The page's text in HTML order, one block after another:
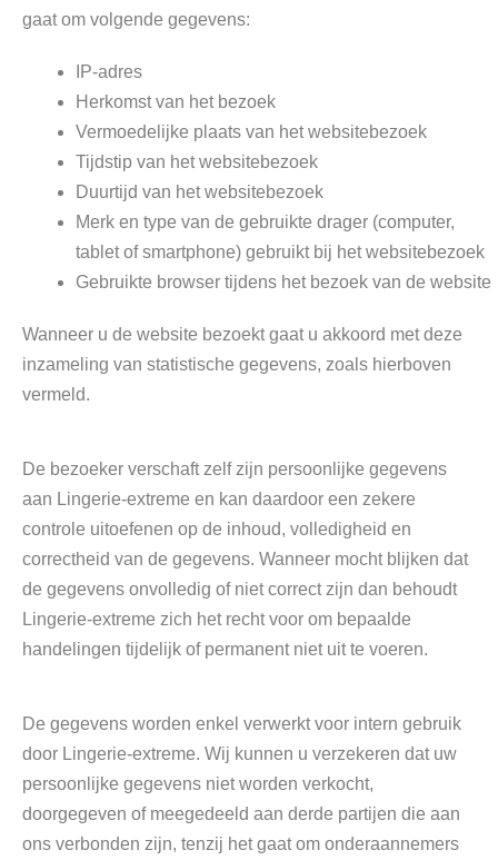
gaat om volgende gegevens:
IP-adres
Herkomst van het bezoek
Vermoedelijke plaats van het websitebezoek
Tijdstip van het websitebezoek
Duurtijd van het websitebezoek
Merk en type van de gebruikte drager (computer,
tablet of smartphone) gebruikt bij het websitebezoek
Gebruikte browser tijdens het bezoek van de website
Wanneer u de website bezoekt gaat u akkoord met deze
inzameling van statistische gegevens, zoals hierboven
vermeld.
De bezoeker verschaft zelf zijn persoonlijke gegevens
aan Lingerie-extreme en kan daardoor een zekere
controle uitoefenen op de inhoud, volledigheid en
correctheid van de gegevens. Wanneer mocht blijken dat
de gegevens onvolledig of niet correct zijn dan behoudt
Lingerie-extreme zich het recht voor om bepaalde
handelingen tijdelijk of permanent niet uit te voeren.
De gegevens worden enkel verwerkt voor intern gebruik
door Lingerie-extreme. Wij kunnen u verzekeren dat uw
persoonlijke gegevens niet worden verkocht,
doorgegeven of meegedeeld aan derde partijen die aan
ons verbonden zijn, tenzij het gaat om onderaannemers